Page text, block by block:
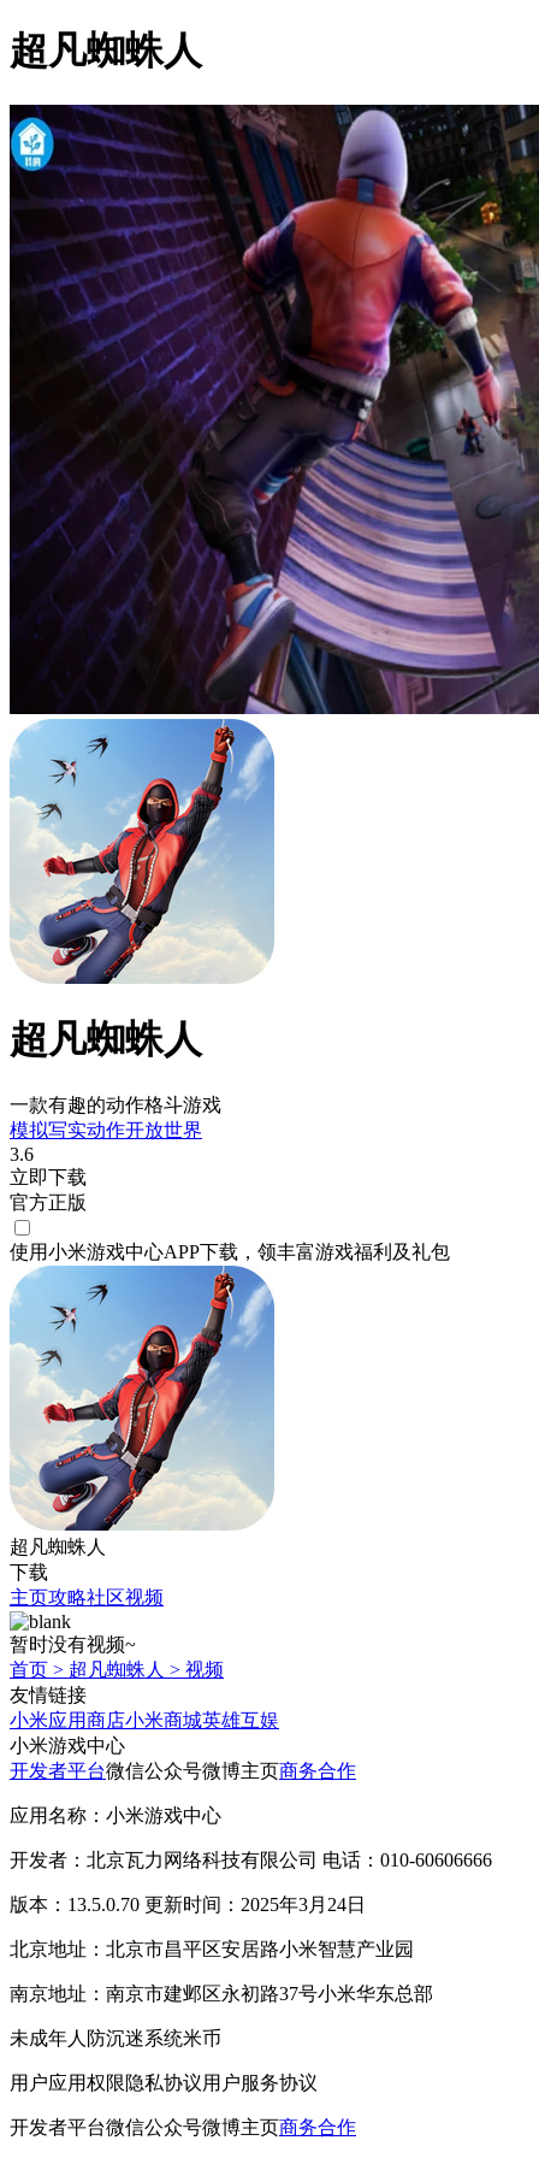
超凡蜘蛛人
超凡蜘蛛人
一款有趣的动作格斗游戏
模拟写实动作开放世界
3.6
立即下载
官方正版
使用小米游戏中心APP下载 ，领丰富游戏福利 及礼包
超凡蜘蛛人
下载
主页攻略社区视频
暂时没有视频~
首页 > 超凡蜘蛛人 > 视频
友情链接
小米应用商店小米商城英雄互娱
小米游戏中心
开发者平台微信公众号微博主页商务合作
应用名称：小米游戏中心
开发者：北京瓦力网络科技有限公司 电话：010-60606666
版本：13.5.0.70 更新时间：2025年3月24日
北京地址：北京市昌平区安居路小米智慧产业园
南京地址：南京市建邺区永初路37号小米华东总部
未成年人防沉迷系统米币
用户应用权限隐私协议用户服务协议
开发者平台微信公众号微博主页商务合作